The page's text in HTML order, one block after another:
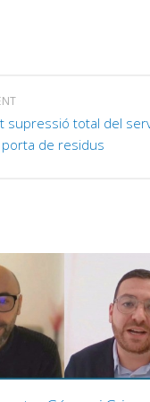
o
supressió total del
de residus